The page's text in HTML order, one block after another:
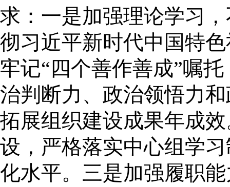
求：一是加强理论学习
彻习近平新时代中国特
牢记“四个善作善成”嘱
治判断力、政治领悟力
拓展组织建设成果年成
设，严格落实中心组学
化水平。三是加强履职